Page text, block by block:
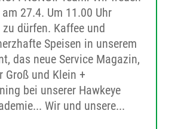
27.4. Um 11.00 Uhr
zu dürfen. Kaffee und
Speisen in unserem
das neue Service Magazin,
Groß und Klein +
bei unserer Hawkeye
Wir und unsere...